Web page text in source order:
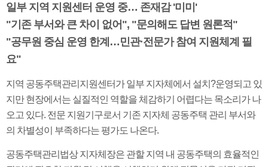
일부 지역 지원센터 운영 중… 존재감 '미미'
"기존 부서와 큰 차이 없어", "문의해도 답변 원론적"
"공무원 중심 운영 한계…민관·전문가 참여 지원체계 필
요"
지역 공동주택관리지원센터가 일부 지자체에서 설치?운영되고 있
지만 현장에서는 실질적인 역할을 체감하기 어렵다는 목소리가 나
오고 있다. 전문 지원기구로서 기존 지자체 공동주택 관리 부서와
의 차별성이 부족하다는 평가도 나온다.
공동주택관리법상 지자체장은 관할 지역 내 공동주택의 효율적인